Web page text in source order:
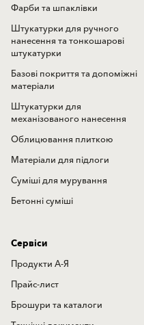
Фарби та шпаклівки
Штукатурки для ручного
нанесення та тонкошарові
штукатурки
Базові покриття та допоміжні
матеріали
Штукатурки для
механізованого нанесення
Облицювання плиткою
Матеріали для підлоги
Суміші для мурування
Бетонні суміші
Сервіси
Продукти А-Я
Прайс-лист
Брошури та каталоги